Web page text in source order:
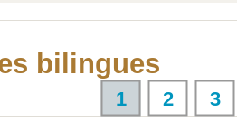
bilingues
1 2 3